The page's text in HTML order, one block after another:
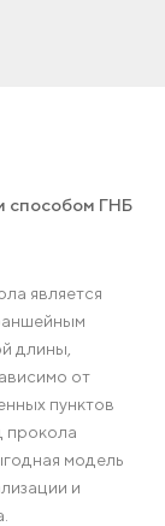
способом ГНБ
является
длины,
от
пунктов
прокола
модель
и